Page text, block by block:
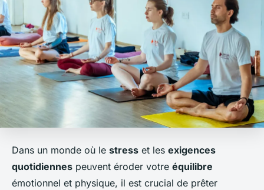
Dans un monde où le stress et les exigences
quotidiennes peuvent éroder votre équilibre
émotionnel et physique, il est crucial de prêter